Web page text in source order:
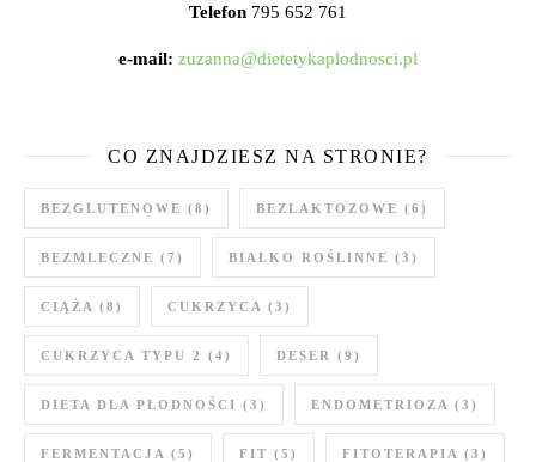
Telefon 795 652 761
e-mail: zuzanna@dietetykaplodnosci.pl
CO ZNAJDZIESZ NA STRONIE?
BEZGLUTENOWE (8) BEZLAKTOZOWE (6)
BEZMLECZNE (7) BIAŁKO ROŚLINNE (3)
CIĄŻA (8) CUKRZYCA (3)
CUKRZYCA TYPU 2 (4) DESER (9)
DIETA DLA PŁODNOŚCI (3) ENDOMETRIOZA (3)
FERMENTACJA (5) FIT (5) FITOTERAPIA (3)